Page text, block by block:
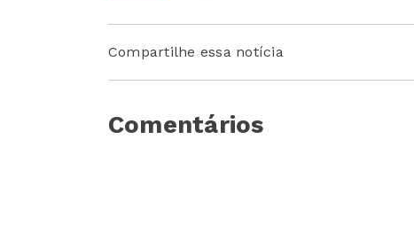
Compartilhe essa notícia
Comentários